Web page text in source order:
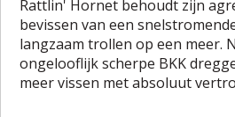
Rattlin' Hornet behoudt zijn
bevissen van een
langzaam trollen op een meer.
ongelooflijk scherpe BKK
meer vissen met absoluut